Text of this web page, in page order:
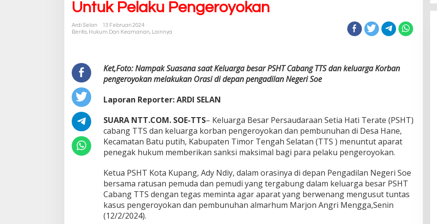
Untuk Pelaku Pengeroyokan
Ardi Selan
13 Februari 2024
Berita, Hukum Dan Keamanan, Lainnya
Ket,Foto: Nampak Suasana saat Keluarga besar PSHT Cabang TTS dan keluarga Korban
pengeroyokan melakukan Orasi di depan pengadilan Negeri Soe
Laporan Reporter: ARDI SELAN
SUARA NTT.COM. SOE-TTS– Keluarga Besar Persaudaraan Setia Hati Terate (PSHT)
cabang TTS dan keluarga korban pengeroyokan dan pembunuhan di Desa Hane,
Kecamatan Batu putih, Kabupaten Timor Tengah Selatan (TTS ) menuntut aparat
penegak hukum memberikan sanksi maksimal bagi para pelaku pengeroyokan.
Ketua PSHT Kota Kupang, Ady Ndiy, dalam orasinya di depan Pengadilan Negeri Soe
bersama ratusan pemuda dan pemudi yang tergabung dalam keluarga besar PSHT
Cabang TTS dengan tegas meminta agar aparat yang berwenang mengusut tuntas
kasus pengeroyokan dan pembunuhan almarhum Marjon Angri Mengga,Senin
(12/2/2024).